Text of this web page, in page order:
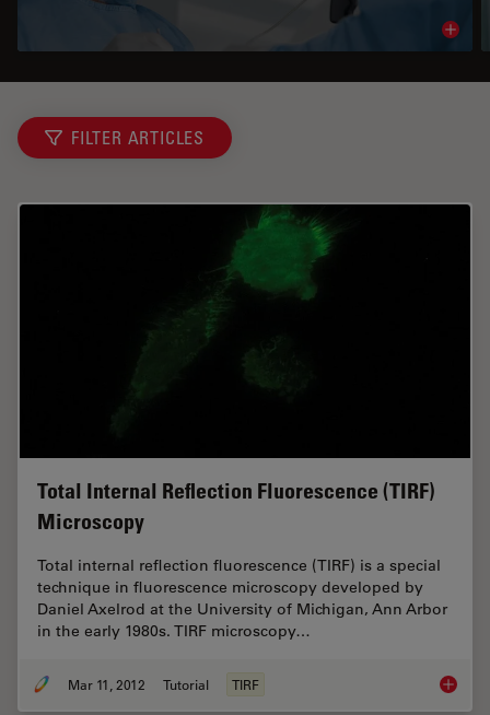
FILTER ARTICLES
Total Internal Reflection Fluorescence (TIRF)
Microscopy
Total internal reflection fluorescence (TIRF) is a special
technique in fluorescence microscopy developed by
Daniel Axelrod at the University of Michigan, Ann Arbor
in the early 1980s. TIRF microscopy…
Mar 11, 2012 Tutorial TIRF Total